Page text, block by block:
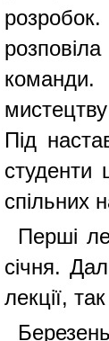
Під
студенти
спільних
Перші
січня.
лекції,